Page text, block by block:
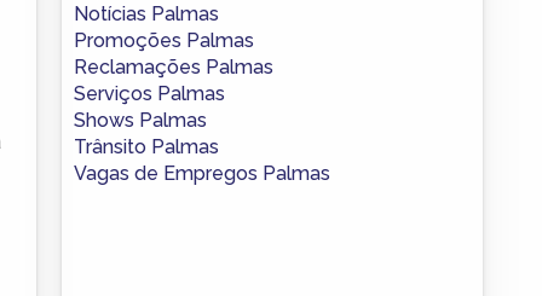
Notícias Palmas
Promoções Palmas
Reclamações Palmas
Serviços Palmas
Shows Palmas
Trânsito Palmas
Vagas de Empregos Palmas